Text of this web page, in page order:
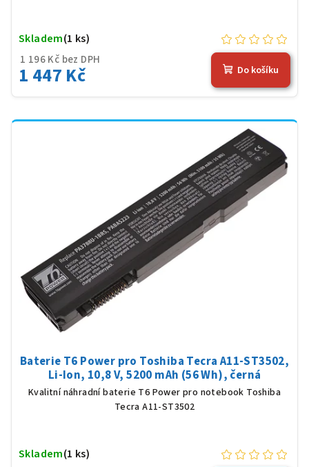
1 196 Kč bez DPH
1 447 Kč
Skladem(1 ks)
Do košíku
Baterie T6 Power pro Toshiba Tecra A11-ST3502,
Li-Ion, 10,8 V, 5200 mAh (56 Wh), černá
Kvalitní náhradní baterie T6 Power pro notebook Toshiba
Tecra A11-ST3502
Skladem(1 ks)